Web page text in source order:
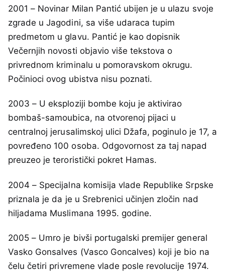
2001 – Novinar Milan Pantić ubijen je u ulazu svoje
zgrade u Jagodini, sa više udaraca tupim
predmetom u glavu. Pantić je kao dopisnik
Večernjih novosti objavio više tekstova o
privrednom kriminalu u pomoravskom okrugu.
Počinioci ovog ubistva nisu poznati.
2003 – U eksploziji bombe koju je aktivirao
bombaš-samoubica, na otvorenoj pijaci u
centralnoj jerusalimskoj ulici Džafa, poginulo je 17, a
povređeno 100 osoba. Odgovornost za taj napad
preuzeo je teroristički pokret Hamas.
2004 – Specijalna komisija vlade Republike Srpske
priznala je da je u Srebrenici učinjen zločin nad
hiljadama Muslimana 1995. godine.
2005 – Umro je bivši portugalski premijer general
Vasko Gonsalves (Vasco Goncalves) koji je bio na
čelu četiri privremene vlade posle revolucije 1974.